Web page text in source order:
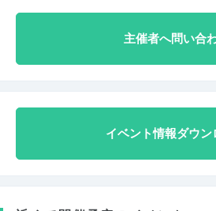
主催者へ問い合
イベント情報ダウン